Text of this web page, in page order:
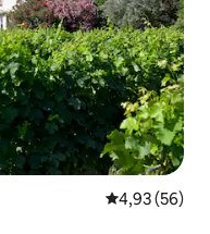
Gemiddelde
4,93 (56)